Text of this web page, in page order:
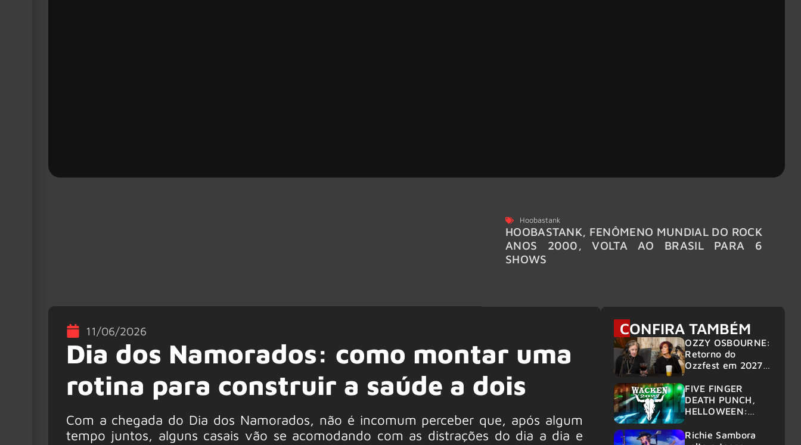
Hoobastank
HOOBASTANK, FENÔMENO MUNDIAL DO ROCK
ANOS 2000, VOLTA AO BRASIL PARA 6
SHOWS
11/06/2026
Dia dos Namorados: como montar uma
rotina para construir a saúde a dois
Com a chegada do Dia dos Namorados, não é incomum perceber que, após algum
tempo juntos, alguns casais vão se acomodando com as distrações do dia a dia e
CONFIRA TAMBÉM
OZZY OSBOURNE:
Retorno do
Ozzfest em 2027 é
Sharon
FIVE FINGER
DEATH PUNCH,
HELLOWEEN:
anunciados no
Richie Sambora